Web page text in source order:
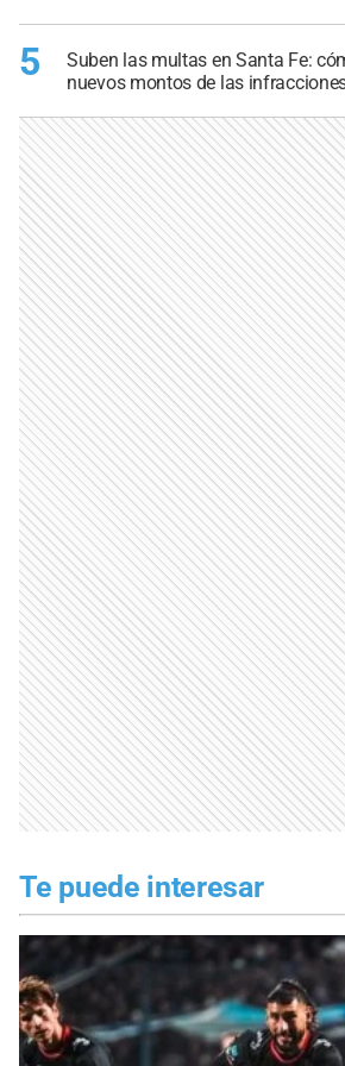
5
Suben las multas en Santa Fe:
nuevos montos de las
Te puede interesar